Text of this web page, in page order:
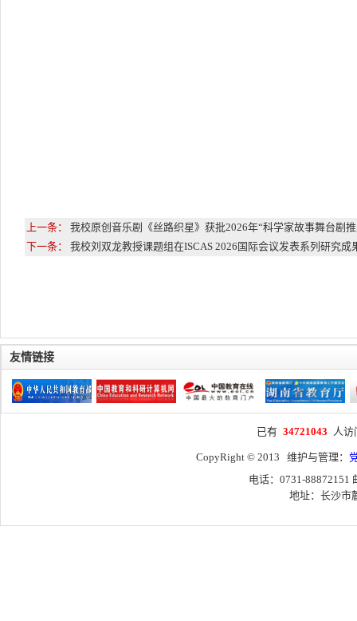
上一条： 我校原创音乐剧《丝路织星》获批2026年“科学家故事舞台剧
下一条： 我校刘双龙教授课题组在ISCAS 2026国际会议发表系列研究成
友情链接
已有 34721043 人
CopyRight © 2013 维护与管理：
电话：0731-88872151
地址：长沙市